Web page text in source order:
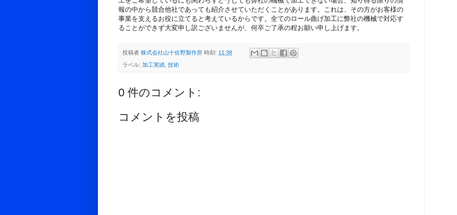
報の中から競合他社であっても紹介させていただくことがあります。これは、その方がお客様の
事業を支えるお役に立てると考えているからです。全てのロール曲げ加工に弊社の機械で対応す
ることができず大変申し訳ございませんが、何卒ご了承の程お願い申し上げます。
投稿者 株式会社山十佐野製作所 時刻: 11:38
ラベル: 加工実績, 技術
0 件のコメント:
コメントを投稿